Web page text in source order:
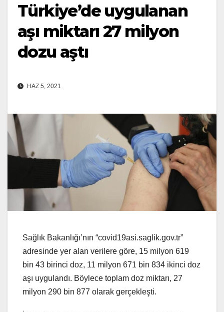
Türkiye’de uygulanan
aşı miktarı 27 milyon
dozu aştı
HAZ 5, 2021
Sağlık Bakanlığı’nın “covid19asi.saglik.gov.tr”
adresinde yer alan verilere göre, 15 milyon 619
bin 43 birinci doz, 11 milyon 671 bin 834 ikinci doz
aşı uygulandı. Böylece toplam doz miktarı, 27
milyon 290 bin 877 olarak gerçekleşti.